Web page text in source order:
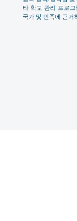
타 학교 관리 프로
국가 및 민족에 근거